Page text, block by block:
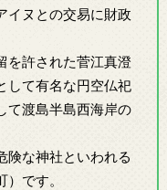
イヌとの交易に財政
を許された菅江真澄
して有名な円空仏祀
て渡島半島西海岸の
険な神社といわれる
です。